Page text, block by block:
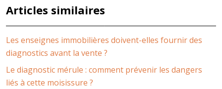
Articles similaires
Les enseignes immobilières doivent-elles fournir des
diagnostics avant la vente ?
Le diagnostic mérule : comment prévenir les dangers
liés à cette moisissure ?